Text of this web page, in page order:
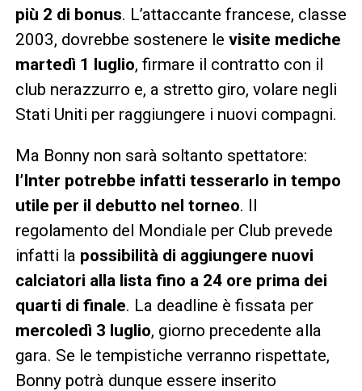
più 2 di bonus. L’attaccante francese, classe
2003, dovrebbe sostenere le visite mediche
martedì 1 luglio, firmare il contratto con il
club nerazzurro e, a stretto giro, volare negli
Stati Uniti per raggiungere i nuovi compagni.
Ma Bonny non sarà soltanto spettatore:
l’Inter potrebbe infatti tesserarlo in tempo
utile per il debutto nel torneo. Il
regolamento del Mondiale per Club prevede
infatti la possibilità di aggiungere nuovi
calciatori alla lista fino a 24 ore prima dei
quarti di finale. La deadline è fissata per
mercoledì 3 luglio, giorno precedente alla
gara. Se le tempistiche verranno rispettate,
Bonny potrà dunque essere inserito